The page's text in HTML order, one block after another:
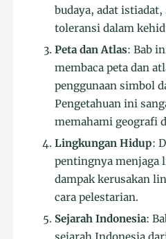
budaya, adat
toleransi dalam
Peta dan Atlas: Bab
membaca peta dan
penggunaan simbol
Pengetahuan ini
memahami geografi
Lingkungan Hidup:
pentingnya menjaga
dampak kerusakan
cara pelestarian.
Sejarah Indonesia: